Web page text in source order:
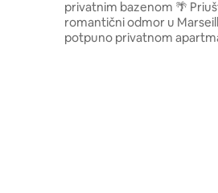
privatnim bazenom 🌴 ​Priuštite si
romantični odmor u
potpuno privatnom